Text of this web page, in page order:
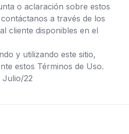
o aclaración sobre estos
a través de los
cliente disponibles en el
y utilizando este sitio,
estos Términos de Uso.
Julio/22